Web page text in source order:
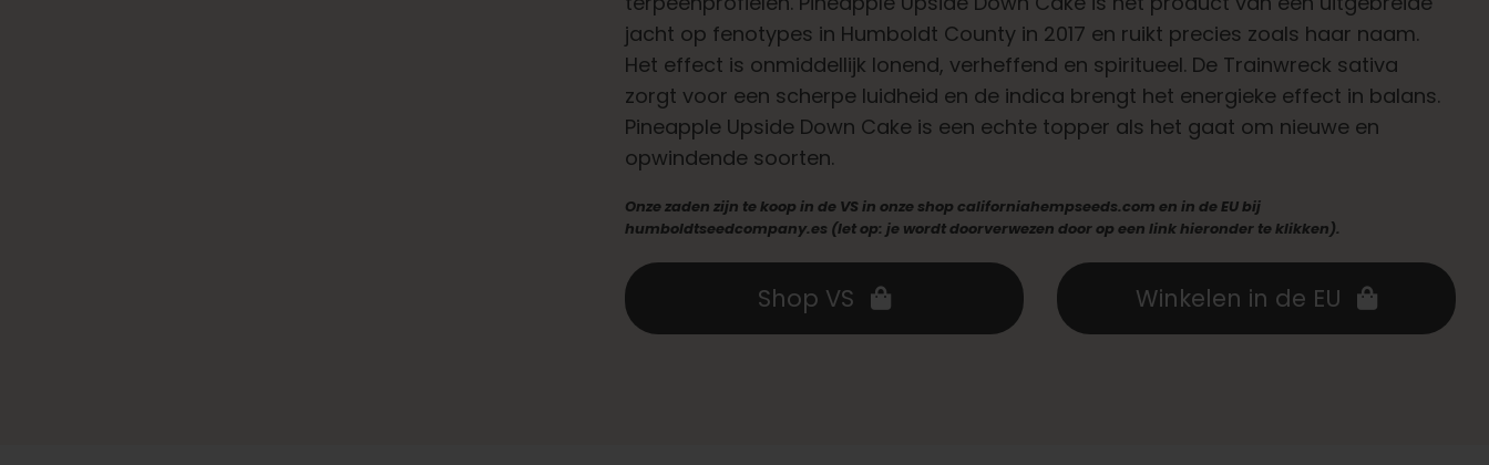
jacht op fenotypes in Humboldt County in 2017 en ruikt precies zoals haar naam.
Het effect is onmiddellijk lonend, verheffend en spiritueel. De Trainwreck sativa
zorgt voor een scherpe luidheid en de indica brengt het energieke effect in balans.
Pineapple Upside Down Cake is een echte topper als het gaat om nieuwe en
opwindende soorten.
Onze zaden zijn te koop in de VS in onze shop californiahempseeds.com en in de EU bij
humboldtseedcompany.es (let op: je wordt doorverwezen door op een link hieronder te klikken).
Shop VS Winkelen in de EU